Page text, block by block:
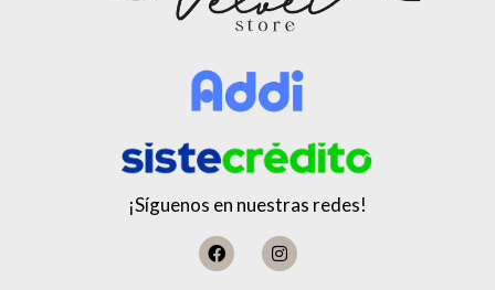
¡Síguenos en nuestras redes!